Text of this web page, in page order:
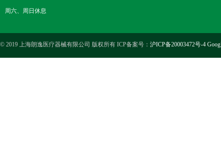
周六、周日休息
© 2019 上海朗逸医疗器械有限公司 版权所有 ICP备案号： 沪ICP备20003472号-4